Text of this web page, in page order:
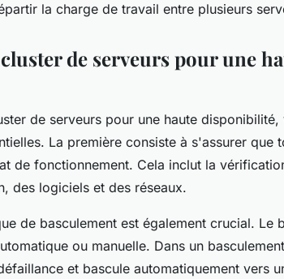
la charge de travail entre plusieurs
de serveurs pour une
de serveurs pour une haute
La première consiste à s'assurer que
de fonctionnement. Cela inclut la
des logiciels et des réseaux.
de basculement est également crucial. Le
ou manuelle. Dans un
et bascule automatiquement vers